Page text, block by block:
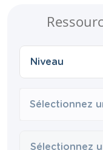
Sélectionnez